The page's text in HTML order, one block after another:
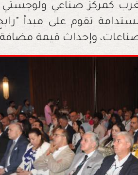
كمركز صناعي
تقوم على مبدأ "رابح
وإحداث قيمة